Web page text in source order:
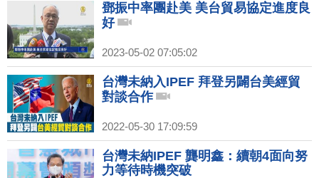
鄧振中率團赴美 美台貿易協定進度良
好
2023-05-02 07:05:02
台灣未納入IPEF 拜登另闢台美經貿
對談合作
2022-05-30 17:09:59
台灣未納IPEF 龔明鑫：續朝4面向努
力等待時機突破